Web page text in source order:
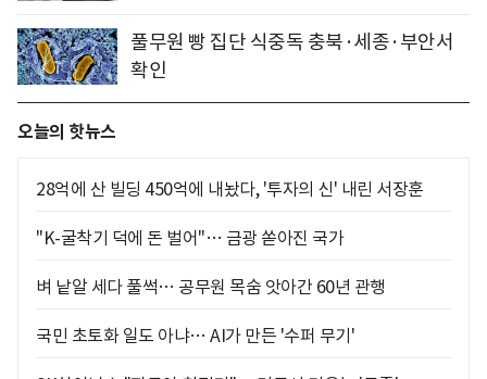
풀무원 빵 집단 식중독 충북·세종·부안서
확인
오늘의 핫뉴스
28억에 산 빌딩 450억에 내놨다, '투자의 신' 내린 서장훈
"K-굴착기 덕에 돈 벌어"… 금광 쏟아진 국가
벼 낱알 세다 풀썩… 공무원 목숨 앗아간 60년 관행
국민 초토화 일도 아냐… AI가 만든 '수퍼 무기'